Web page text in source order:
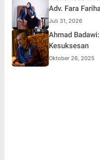
Adv. Fara
Simpati Publik
Juli 31, 2026
Ahmad
Kesuksesan
Oktober 26, 2025